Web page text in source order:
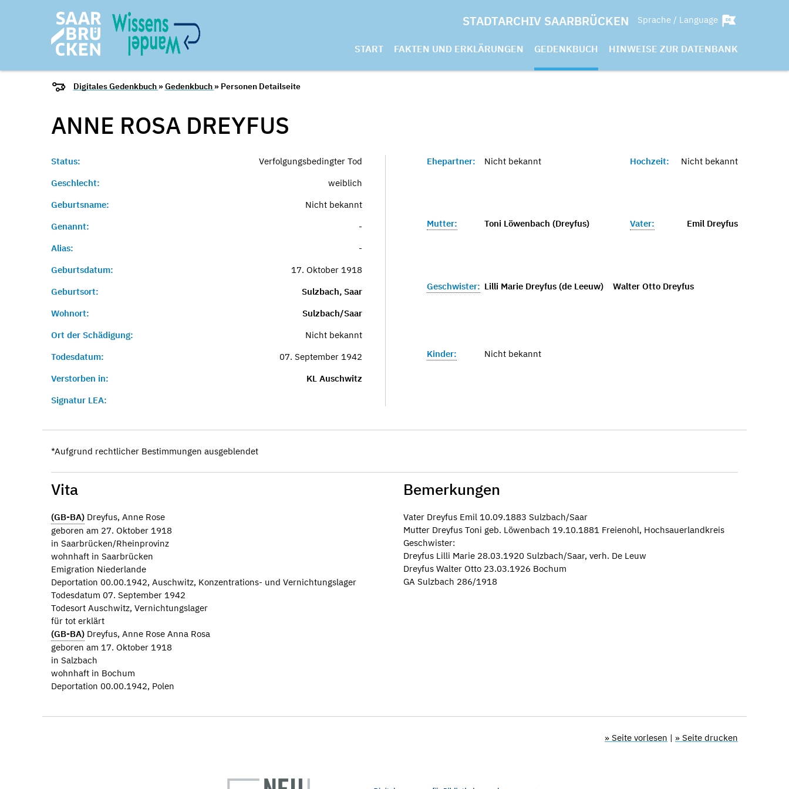
STADTARCHIV SAARBRÜCKEN Sprache / Language
START FAKTEN UND ERKLÄRUNGEN GEDENKBUCH HINWEISE ZUR DATENBANK
Digitales Gedenkbuch »Gedenkbuch » Personen Detailseite
ANNE ROSA DREYFUS
Status:
Verfolgungsbedingter Tod
Geschlecht:
weiblich
Geburtsname:
Nicht bekannt
Genannt:
-
Alias:
-
Geburtsdatum:
17. Oktober 1918
Geburtsort:
Sulzbach, Saar
Wohnort:
Sulzbach/Saar
Ort der Schädigung:
Nicht bekannt
Todesdatum:
07. September 1942
Verstorben in:
KL Auschwitz
Signatur LEA:
Ehepartner: Nicht bekannt Hochzeit: Nicht bekannt
Mutter: Toni Löwenbach (Dreyfus) Vater: Emil Dreyfus
Geschwister: Lilli Marie Dreyfus (de Leeuw) Walter Otto Dreyfus
Kinder: Nicht bekannt
*Aufgrund rechtlicher Bestimmungen ausgeblendet
Vita
(GB-BA) Dreyfus, Anne Rose
geboren am 27. Oktober 1918
in Saarbrücken/Rheinprovinz
wohnhaft in Saarbrücken
Emigration Niederlande
Deportation 00.00.1942, Auschwitz, Konzentrations- und Vernichtungslager
Todesdatum 07. September 1942
Todesort Auschwitz, Vernichtungslager
für tot erklärt
(GB-BA) Dreyfus, Anne Rose Anna Rosa
geboren am 17. Oktober 1918
in Salzbach
wohnhaft in Bochum
Deportation 00.00.1942, Polen
Bemerkungen
Vater Dreyfus Emil 10.09.1883 Sulzbach/Saar
Mutter Dreyfus Toni geb. Löwenbach 19.10.1881 Freienohl, Hochsauerlandkreis
Geschwister:
Dreyfus Lilli Marie 28.03.1920 Sulzbach/Saar, verh. De Leuw
Dreyfus Walter Otto 23.03.1926 Bochum
GA Sulzbach 286/1918
» Seite vorlesen | » Seite drucken